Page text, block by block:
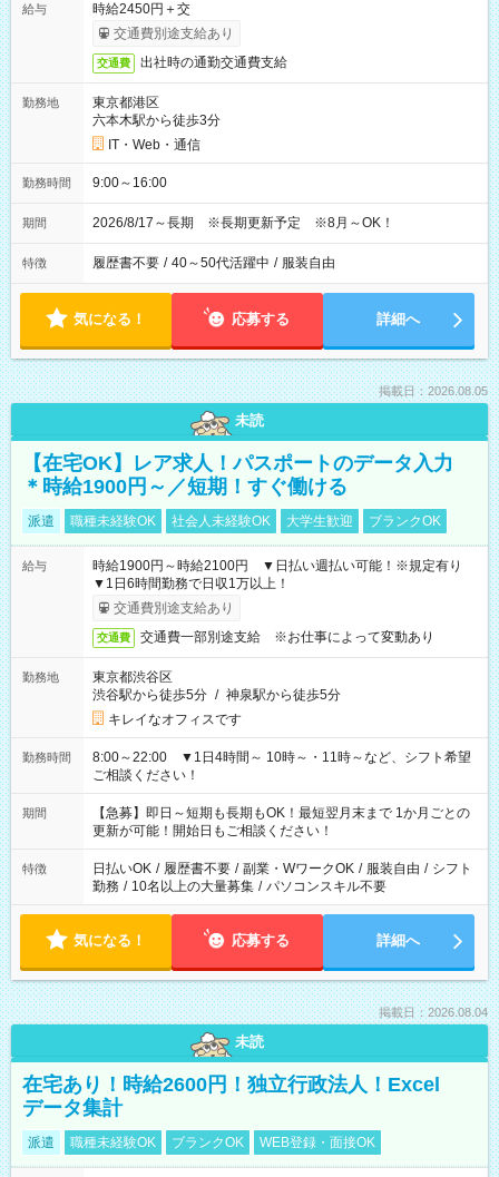
給与
時給2450円＋交
交通費別途支給あり
交通費 出社時の通勤交通費支給
勤務地
東京都港区
六本木駅から徒歩3分
IT・Web・通信
勤務時間 9:00～16:00
期間 2026/8/17～長期 ※長期更新予定 ※8月～OK！
特徴 履歴書不要 / 40～50代活躍中 / 服装自由
気になる！ 応募する 詳細へ
掲載日：2026.08.05
未読
【在宅OK】レア求人！パスポートのデータ入力
＊時給1900円～／短期！すぐ働ける
派遣 職種未経験OK 社会人未経験OK 大学生歓迎 ブランクOK
給与
時給1900円～時給2100円 ▼日払い週払い可能！※規定有り
▼1日6時間勤務で日収1万以上！
交通費別途支給あり
交通費 交通費一部別途支給 ※お仕事によって変動あり
勤務地
東京都渋谷区
渋谷駅から徒歩5分 / 神泉駅から徒歩5分
キレイなオフィスです
勤務時間
8:00～22:00 ▼1日4時間～ 10時～・11時～など、シフト希望
ご相談ください！
期間
【急募】即日～短期も長期もOK！最短翌月末まで 1か月ごとの
更新が可能！開始日もご相談ください！
特徴 日払いOK / 履歴書不要 / 副業・WワークOK / 服装自由 / シフト
勤務 / 10名以上の大量募集 / パソコンスキル不要
気になる！ 応募する 詳細へ
掲載日：2026.08.04
未読
在宅あり！時給2600円！独立行政法人！Excel
データ集計
派遣 職種未経験OK ブランクOK WEB登録・面接OK